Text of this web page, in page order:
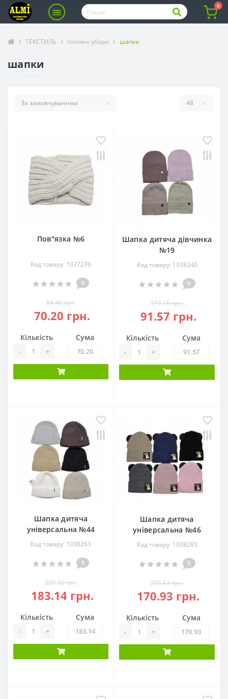
0
ТЕКСТИЛЬ головні убори шапки
шапки
Пов"язка №6
Код товару: 1037236
0
84.46 грн.
70.20 грн.
Кількість
- +
Сума
Шапка дитяча дівчинка
№19
Код товару: 1038240
0
110.16 грн.
91.57 грн.
Кількість
- +
Сума
Шапка дитяча
універсальна №44
Код товару: 1038263
0
220.32 грн.
183.14 грн.
Кількість
- +
Сума
Шапка дитяча
універсальна №46
Код товару: 1038265
0
205.63 грн.
170.93 грн.
Кількість
- +
Сума